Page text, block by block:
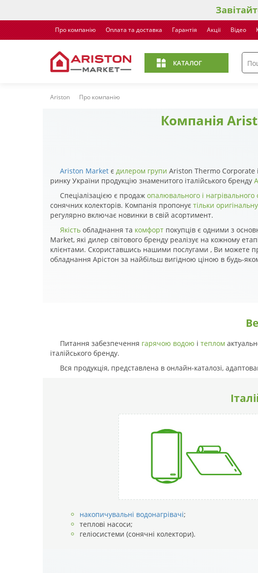
Про компанію Оплата та доставка Гарантія Акції Відео
КАТАЛОГ
Ariston Про компанію
Компанія
Ariston Market є дилером групи Ariston Thermo Corporate
ринку України продукцію знаменитого італійського бренду
Спеціалізацією є продаж опалювального і
сонячних колекторів. Компанія пропонує тільки
регулярно включає новинки в свій асортимент.
Якість обладнання та комфорт покупців є одними з
Market, які дилер світового бренду реалізує на кожному
клієнтами. Скориставшись нашими послугами , Ви можете
обладнання Арістон за найбільш вигідною ціною в будь-
Питання забезпечення гарячою водою і теплом
італійського бренду.
Вся продукція, представлена в онлайн-каталозі,
накопичувальні водонагрівачі;
теплові насоси;
геліосистеми (сонячні колектори).